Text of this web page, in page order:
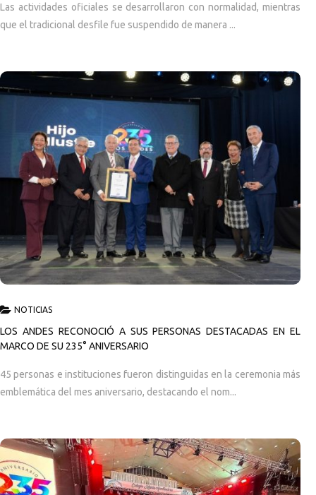
Las actividades oficiales se desarrollaron con normalidad, mientras
que el tradicional desfile fue suspendido de manera ...
NOTICIAS
LOS ANDES RECONOCIÓ A SUS PERSONAS DESTACADAS EN EL
MARCO DE SU 235° ANIVERSARIO
45 personas e instituciones fueron distinguidas en la ceremonia más
emblemática del mes aniversario, destacando el nom...